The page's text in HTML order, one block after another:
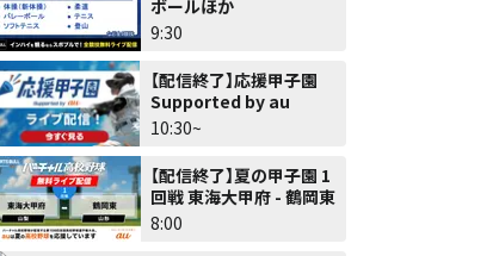
ボールほか
9:30
【配信終了】応援甲子園
Supported by au
10:30~
【配信終了】夏の甲子園 1
回戦 東海大甲府 - 鶴岡東
8:00